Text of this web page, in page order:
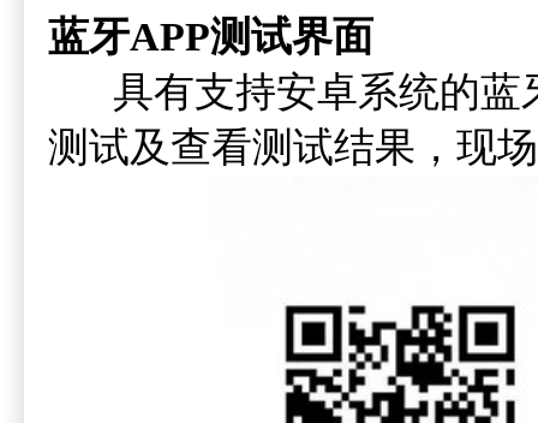
蓝牙APP测试界面
具有支持安卓系统的蓝
测试及查看测试结果，现